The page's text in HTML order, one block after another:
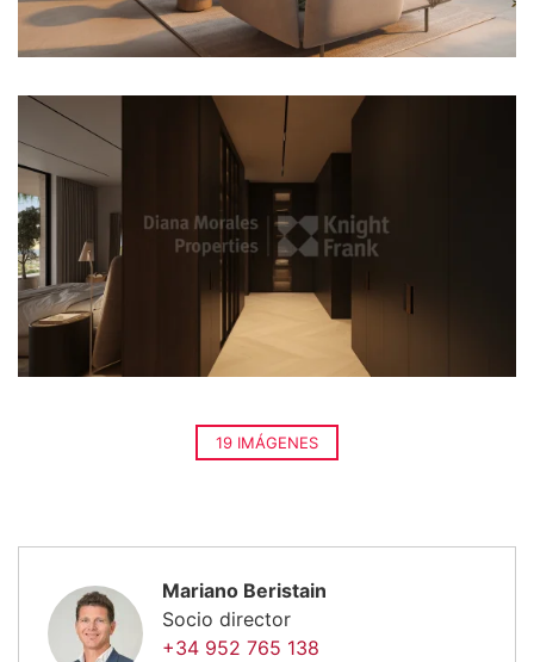
19 IMÁGENES
Mariano Beristain
Socio director
+34 952 765 138